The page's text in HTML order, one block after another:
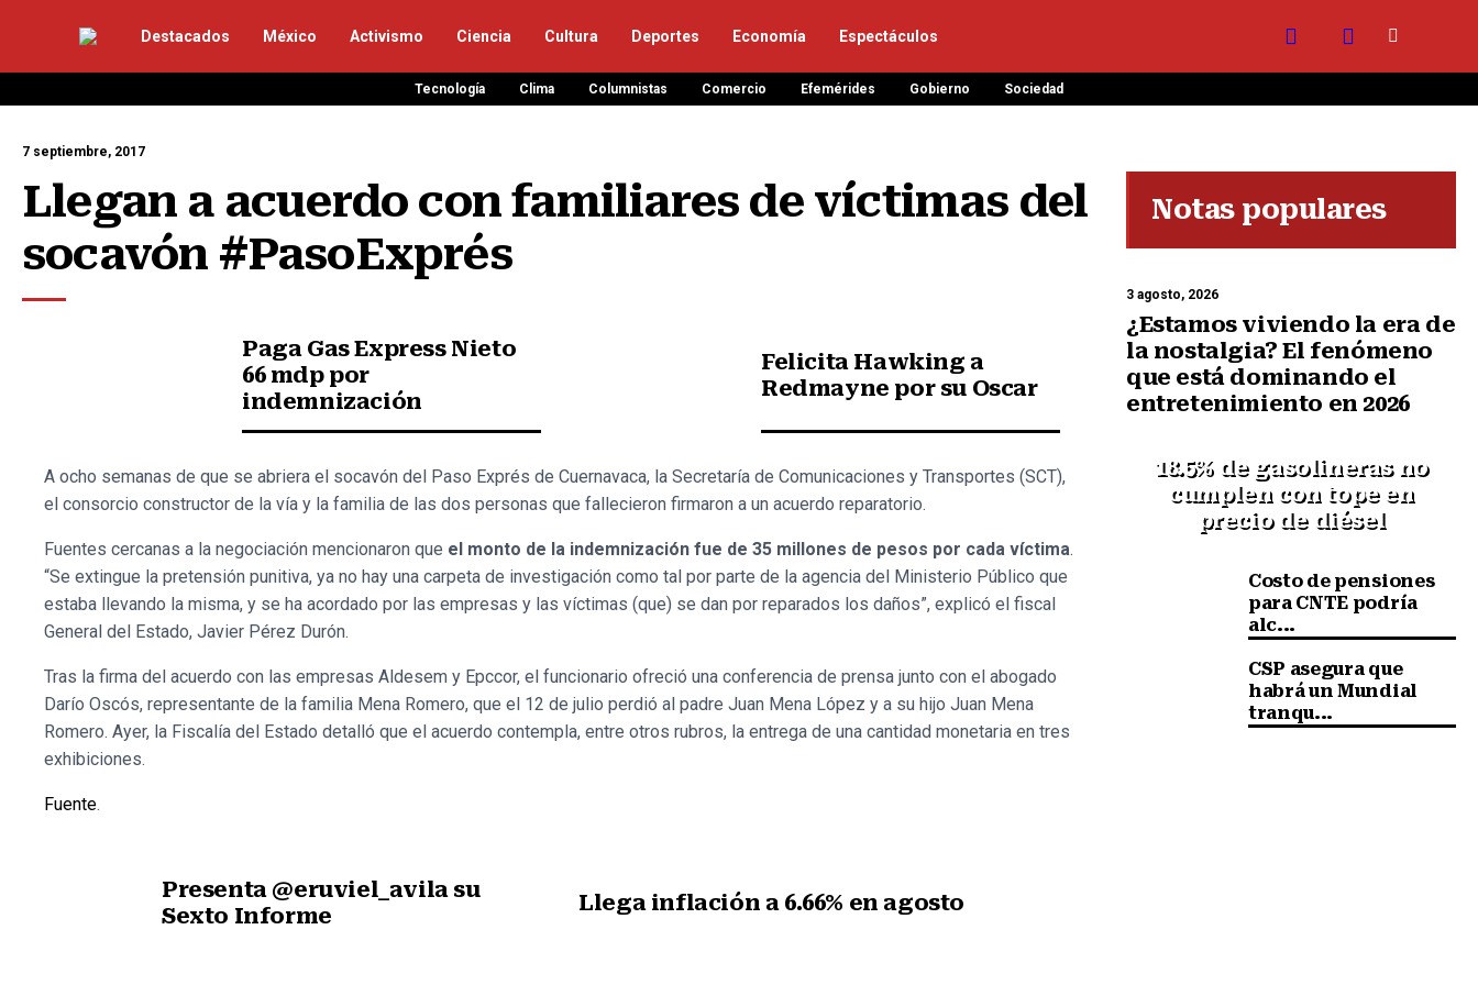
Destacados México Activismo Ciencia Cultura Deportes Economía Espectáculos
Tecnología Clima Columnistas Comercio Efemérides Gobierno Sociedad
7 septiembre, 2017
Llegan a acuerdo con familiares de víctimas del
socavón #PasoExprés
Paga Gas Express Nieto
66 mdp por
indemnización
Felicita Hawking a
Redmayne por su Oscar
A ocho semanas de que se abriera el socavón del Paso Exprés de Cuernavaca, la Secretaría de Comunicaciones y Transportes (SCT),
el consorcio constructor de la vía y la familia de las dos personas que fallecieron firmaron a un acuerdo reparatorio.
Fuentes cercanas a la negociación mencionaron que el monto de la indemnización fue de 35 millones de pesos por cada víctima.
“Se extingue la pretensión punitiva, ya no hay una carpeta de investigación como tal por parte de la agencia del Ministerio Público que
estaba llevando la misma, y se ha acordado por las empresas y las víctimas (que) se dan por reparados los daños”, explicó el fiscal
General del Estado, Javier Pérez Durón.
Tras la firma del acuerdo con las empresas Aldesem y Epccor, el funcionario ofreció una conferencia de prensa junto con el abogado
Darío Oscós, representante de la familia Mena Romero, que el 12 de julio perdió al padre Juan Mena López y a su hijo Juan Mena
Romero. Ayer, la Fiscalía del Estado detalló que el acuerdo contempla, entre otros rubros, la entrega de una cantidad monetaria en tres
exhibiciones.
Fuente.
Presenta @eruviel_avila su
Sexto Informe
Llega inflación a 6.66% en agosto
Notas populares
3 agosto, 2026
¿Estamos viviendo la era de
la nostalgia? El fenómeno
que está dominando el
entretenimiento en 2026
18.5% de gasolineras no
cumplen con tope en
precio de diésel
Costo de pensiones
para CNTE podría
alc...
CSP asegura que
habrá un Mundial
tranqu...